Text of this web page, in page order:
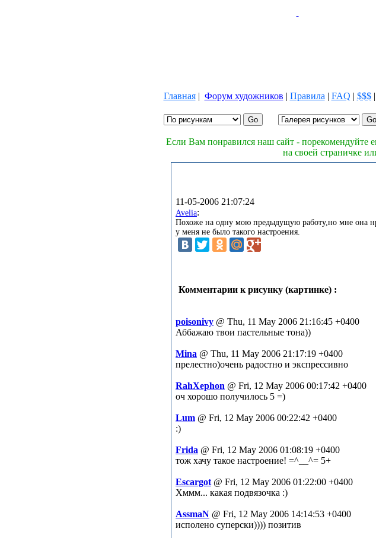
Главная| Форум художников | Правила | FAQ | $$$|
Если Вам понравился наш сайт - порекомендуйте
на своей страничке
11-05-2006 21:07:24
Avelia:
Похоже на одну мою предыдущую работу,но мне она
у меня не было такого настроения.
Комментарии к рисунку (картинке) :
poisonivy @ Thu, 11 May 2006 21:16:45 +0400
Аббажаю твои пастельные тона))
Mina @ Thu, 11 May 2006 21:17:19 +0400
прелестно)очень радостно и экспрессивно
RahXephon @ Fri, 12 May 2006 00:17:42 +0400
оч хорошо получилось 5 =)
Lum @ Fri, 12 May 2006 00:22:42 +0400
:)
Frida @ Fri, 12 May 2006 01:08:19 +0400
тож хачу такое настроение! =^__^= 5+
Escargot @ Fri, 12 May 2006 01:22:00 +0400
Хммм... какая подвязочка :)
AssmaN @ Fri, 12 May 2006 14:14:53 +0400
исполено суперски)))) позитив